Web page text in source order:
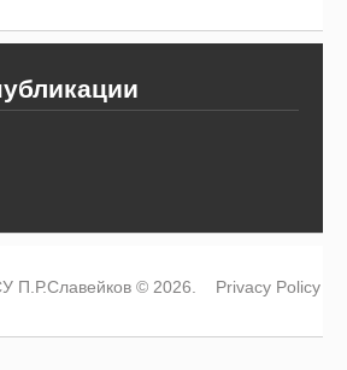
П.Р.Славейков © 2026. Privacy Policy